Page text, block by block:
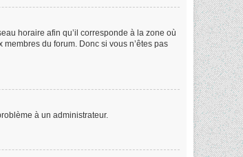
horaire afin qu’il corresponde à la zone où
du forum. Donc si vous n’êtes pas
à un administrateur.